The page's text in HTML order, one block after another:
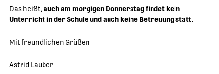
Das heißt,auch am morgigen Donnerstag findet kein
Unterricht in der Schule und auch keine Betreuung statt.
Mit freundlichen Grüßen
Astrid Lauber